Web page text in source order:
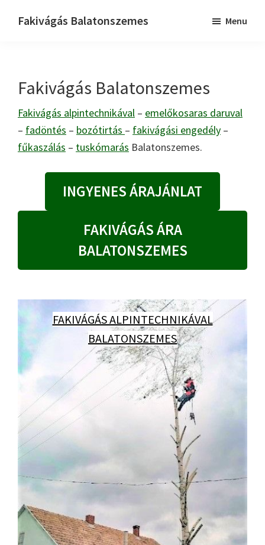
Fakivágás Balatonszemes Menu
Fakivágás Balatonszemes
Fakivágás alpintechnikával – emelőkosaras daruval
– fadöntés – bozótirtás – fakivágási engedély –
fűkaszálás – tuskómarás Balatonszemes.
INGYENES ÁRAJÁNLAT
FAKIVÁGÁS ÁRA
BALATONSZEMES
FAKIVÁGÁS ALPINTECHNIKÁVAL
BALATONSZEMES